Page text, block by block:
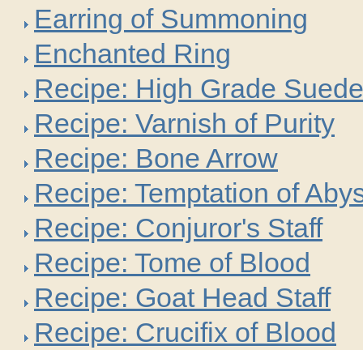
Earring of Summoning
Enchanted Ring
Recipe: High Grade Suede
Recipe: Varnish of Purity
Recipe: Bone Arrow
Recipe: Temptation of
Recipe: Conjuror's Staff
Recipe: Tome of Blood
Recipe: Goat Head Staff
Recipe: Crucifix of Blood